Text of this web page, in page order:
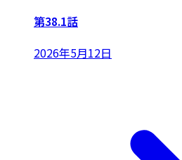
第38.1話
2026年5月12日